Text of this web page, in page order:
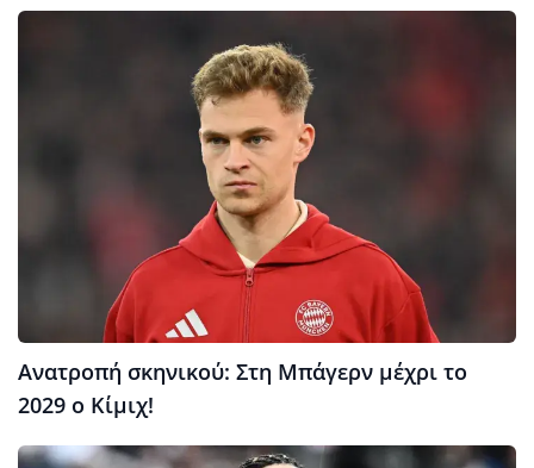
Ανατροπή σκηνικού: Στη Μπάγερν μέχρι το
2029 ο Κίμιχ!